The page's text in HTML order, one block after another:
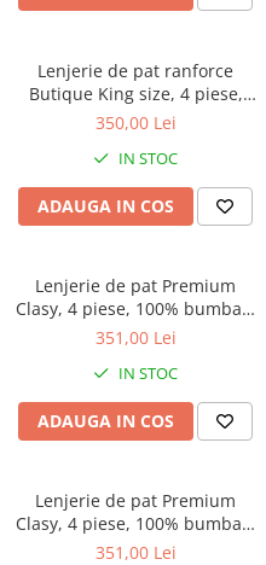
Bumbac satinat
Compatibile cu saltea
90x200cm
140x200cm
200x200cm
200x220cm
Cu elastic
Normal - fara elastic
Alba
Neagra
Lenjerie de pat ranforce
Butique King size, 4 piese,
100% bumbac ranforce, gri
broderie florala, EVEYA V2
350,00 Lei
IN STOC
ADAUGA IN COS
Lenjerie de pat Premium
Clasy, 4 piese, 100% bumbac,
bej taupe, model uni cu dungi
ARSIDA V6
351,00 Lei
IN STOC
ADAUGA IN COS
Lenjerie de pat Premium
Clasy, 4 piese, 100% bumbac,
gri antracit, model uni cu
351,00 Lei